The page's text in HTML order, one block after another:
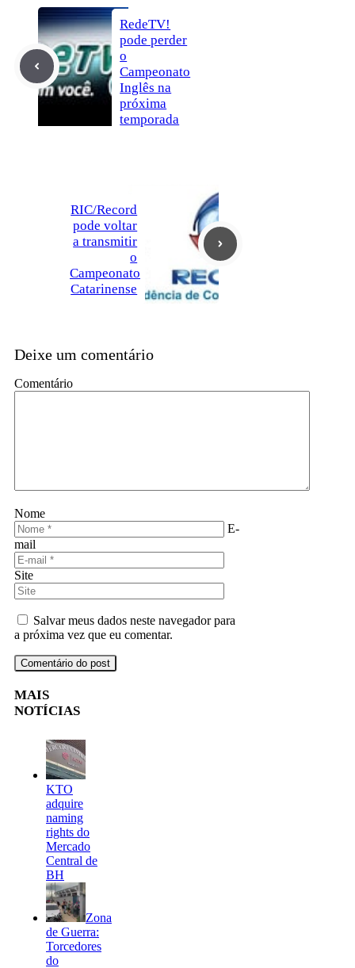
RedeTV!
pode perder
o
Campeonato
Inglês na
próxima
temporada
RIC/Record
pode voltar
a transmitir
o
Campeonato
Catarinense
Deixe um comentário
Comentário
Nome
E-
mail
Site
Salvar meus dados neste navegador para
a próxima vez que eu comentar.
MAIS
NOTÍCIAS
KTO
adquire
naming
rights do
Mercado
Central de
BH
Zona
de Guerra:
Torcedores
do